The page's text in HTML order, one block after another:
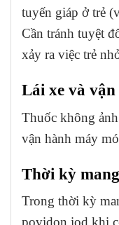
tuyến giáp ở trẻ
Cần tránh tuyệt
xảy ra việc trẻ
Lái xe và
Thuốc không
vận hành máy
Thời kỳ
Trong thời kỳ
povidon iod khi